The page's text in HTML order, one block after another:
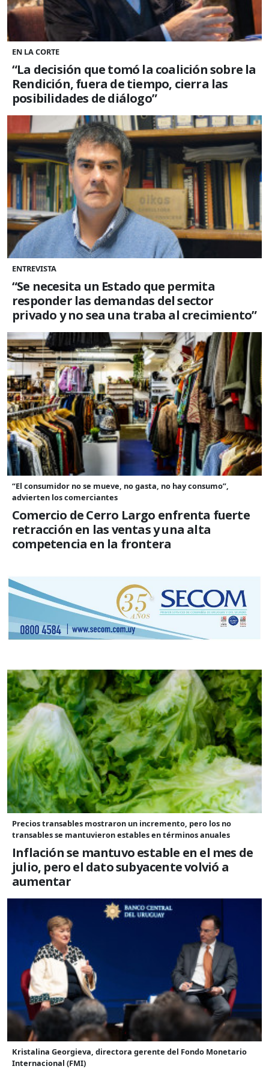
EN LA CORTE
“La decisión que tomó la coalición sobre la
Rendición, fuera de tiempo, cierra las
posibilidades de diálogo”
ENTREVISTA
“Se necesita un Estado que permita
responder las demandas del sector
privado y no sea una traba al crecimiento”
“El consumidor no se mueve, no gasta, no hay consumo”,
advierten los comerciantes
Comercio de Cerro Largo enfrenta fuerte
retracción en las ventas y una alta
competencia en la frontera
Precios transables mostraron un incremento, pero los no
transables se mantuvieron estables en términos anuales
Inflación se mantuvo estable en el mes de
julio, pero el dato subyacente volvió a
aumentar
Kristalina Georgieva, directora gerente del Fondo Monetario
Internacional (FMI)